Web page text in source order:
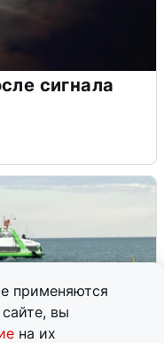
применяются
вы
на их
сигнала